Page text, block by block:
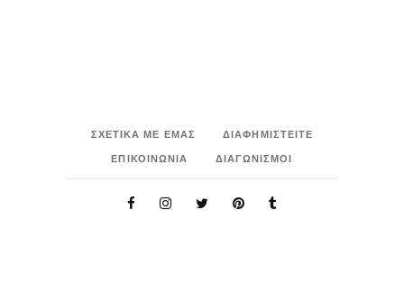
ΣΧΕΤΙΚΑ ΜΕ ΕΜΑΣ
ΔΙΑΦΗΜΙΣΤΕΙΤΕ
ΕΠΙΚΟΙΝΩΝΙΑ
ΔΙΑΓΩΝΙΣΜΟΙ